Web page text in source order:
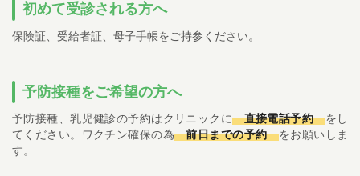
初めて受診される方へ
保険証、受給者証、母子手帳をご持参ください。
予防接種をご希望の方へ
予防接種、乳児健診の予約はクリニックに 直接電話予約
をし
てください。ワクチン確保の為
前日までの予約
をお願いしま
す。